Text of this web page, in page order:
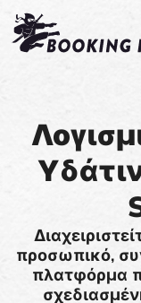
προσωπικό,
πλατφόρμα